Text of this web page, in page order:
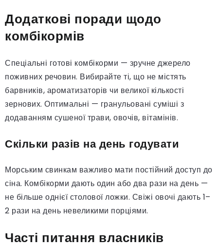
Додаткові поради щодо
комбікормів
Спеціальні готові комбікорми — зручне джерело
поживних речовин. Вибирайте ті, що не містять
барвників, ароматизаторів чи великої кількості
зернових. Оптимальні — гранульовані суміші з
додаванням сушеної трави, овочів, вітамінів.
Скільки разів на день годувати
Морським свинкам важливо мати постійний доступ до
сіна. Комбікорми дають один або два рази на день —
не більше однієї столової ложки. Свіжі овочі дають 1–
2 рази на день невеликими порціями.
Часті питання власників